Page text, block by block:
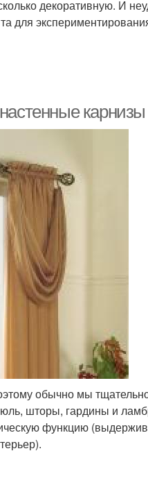
декоративную. И
для
обычно мы
шторы, гардины и
функцию